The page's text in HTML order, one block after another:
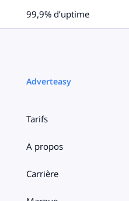
99,9% d’uptime
Adverteasy
Tarifs
A propos
Carrière